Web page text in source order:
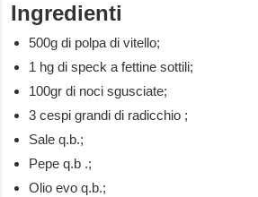
Ingredienti
500g di polpa di vitello;
1 hg di speck a fettine sottili;
100gr di noci sgusciate;
3 cespi grandi di radicchio ;
Sale q.b.;
Pepe q.b .;
Olio evo q.b.;